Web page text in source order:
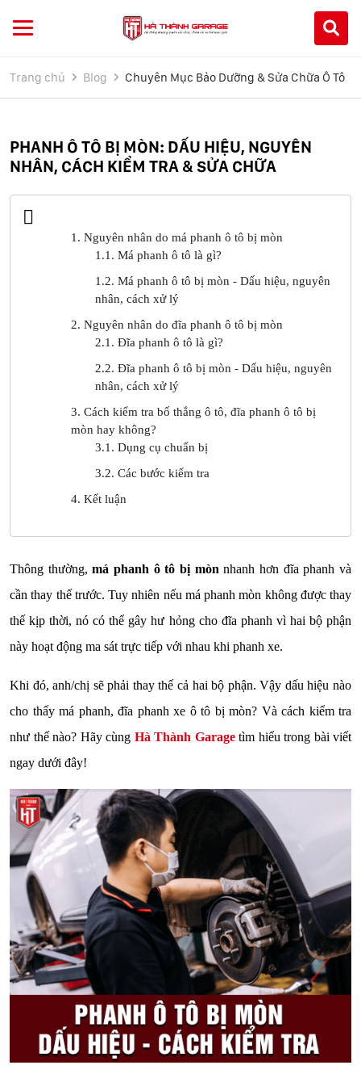
Trang chủ Blog Chuyên Mục Bảo Dưỡng & Sửa Chữa Ô Tô
PHANH Ô TÔ BỊ MÒN: DẤU HIỆU, NGUYÊN
NHÂN, CÁCH KIỂM TRA & SỬA CHỮA
1. Nguyên nhân do má phanh ô tô bị mòn
1.1. Má phanh ô tô là gì?
1.2. Má phanh ô tô bị mòn - Dấu hiệu, nguyên
nhân, cách xử lý
2. Nguyên nhân do đĩa phanh ô tô bị mòn
2.1. Đĩa phanh ô tô là gì?
2.2. Đĩa phanh ô tô bị mòn - Dấu hiệu, nguyên
nhân, cách xử lý
3. Cách kiểm tra bố thắng ô tô, đĩa phanh ô tô bị
mòn hay không?
3.1. Dụng cụ chuẩn bị
3.2. Các bước kiểm tra
4. Kết luận
Thông thường, má phanh ô tô bị mòn nhanh hơn đĩa phanh và
cần thay thế trước. Tuy nhiên nếu má phanh mòn không được thay
thế kịp thời, nó có thể gây hư hỏng cho đĩa phanh vì hai bộ phận
này hoạt động ma sát trực tiếp với nhau khi phanh xe.
Khi đó, anh/chị sẽ phải thay thế cả hai bộ phận. Vậy dấu hiệu nào
cho thấy má phanh, đĩa phanh xe ô tô bị mòn? Và cách kiểm tra
như thế nào? Hãy cùng Hà Thành Garage tìm hiểu trong bài viết
ngay dưới đây!